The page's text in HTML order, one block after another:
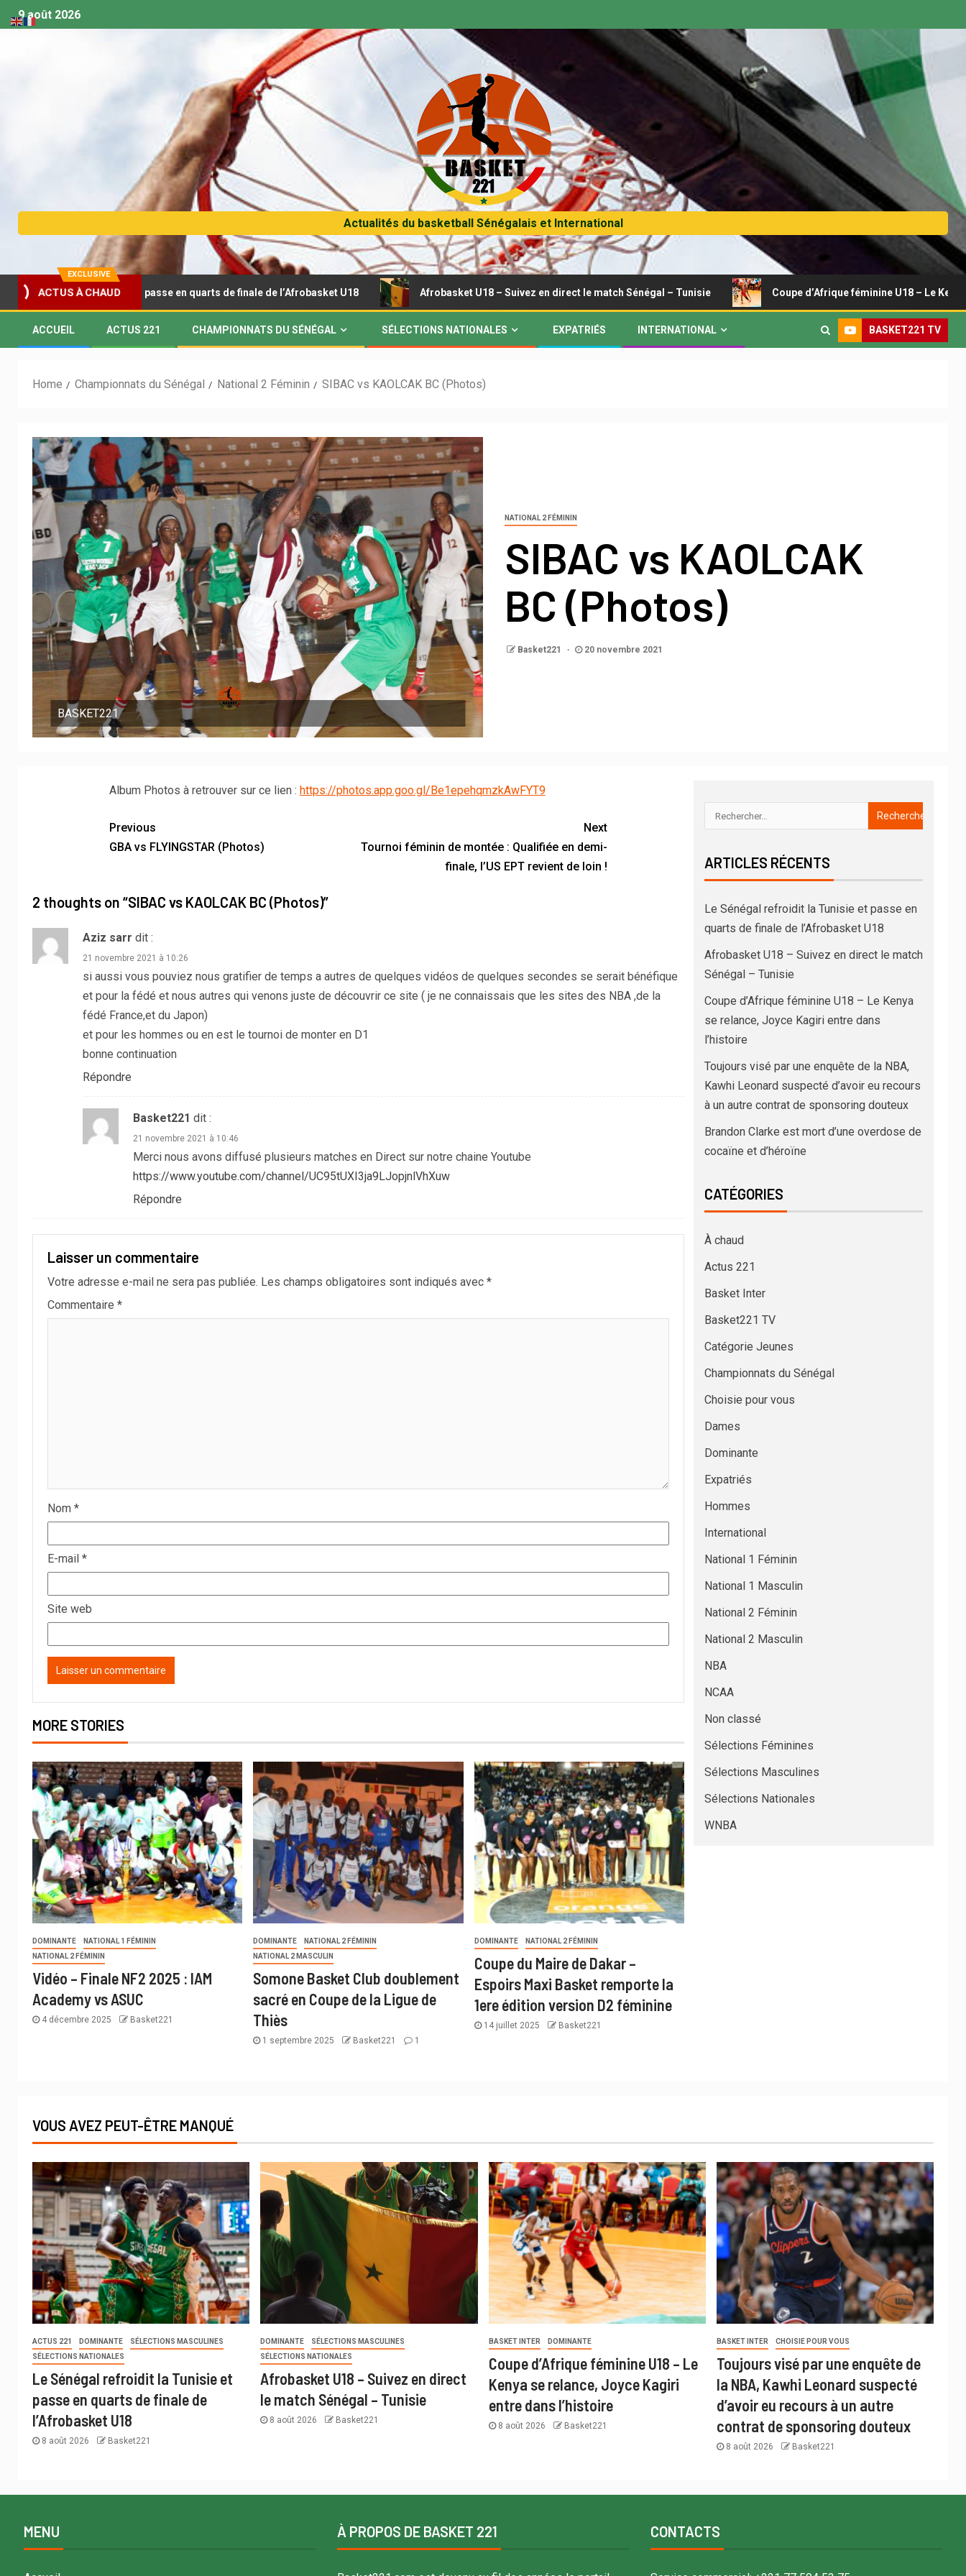
9 août 2026
Actualités du basketball Sénégalais et International
EXCLUSIVE
ACTUS À CHAUD
la Tunisie et passe en quarts de finale de l’Afrobasket U18 Afrobasket U18 – Suivez en direct le match Sénégal – Tunisie Coupe d’Afrique féminine U18 – Le Kenya se
ACCUEIL ACTUS 221 CHAMPIONNATS DU SÉNÉGAL SÉLECTIONS NATIONALES EXPATRIÉS INTERNATIONAL BASKET221 TV
Home Championnats du Sénégal National 2 Féminin SIBAC vs KAOLCAK BC (Photos)
BASKET221
NATIONAL 2 FÉMININ
SIBAC vs KAOLCAK
BC (Photos)
Basket221 20 novembre 2021
Album Photos à retrouver sur ce lien : https://photos.app.goo.gl/Be1epehqmzkAwFYT9
Previous
GBA vs FLYINGSTAR (Photos)
Next
Tournoi féminin de montée : Qualifiée en demi-
finale, l’US EPT revient de loin !
2 thoughts on “SIBAC vs KAOLCAK BC (Photos)”
Aziz sarr dit :
21 novembre 2021 à 10:26
si aussi vous pouviez nous gratifier de temps a autres de quelques vidéos de quelques secondes se serait bénéfique
et pour la fédé et nous autres qui venons juste de découvrir ce site ( je ne connaissais que les sites des NBA ,de la
fédé France,et du Japon)
et pour les hommes ou en est le tournoi de monter en D1
bonne continuation
Répondre
Basket221 dit :
21 novembre 2021 à 10:46
Merci nous avons diffusé plusieurs matches en Direct sur notre chaine Youtube
https://www.youtube.com/channel/UC95tUXI3ja9LJopjnlVhXuw
Répondre
Laisser un commentaire
Votre adresse e-mail ne sera pas publiée. Les champs obligatoires sont indiqués avec *
Commentaire *
Nom *
E-mail *
Site web
MORE STORIES
DOMINANTE
NATIONAL 1 FÉMININ
NATIONAL 2 FÉMININ
Vidéo – Finale NF2 2025 : IAM
Academy vs ASUC
4 décembre 2025 Basket221
DOMINANTE
NATIONAL 2 FÉMININ
NATIONAL 2 MASCULIN
Somone Basket Club doublement
sacré en Coupe de la Ligue de
Thiès
1 septembre 2025 Basket221 1
DOMINANTE NATIONAL 2 FÉMININ
Coupe du Maire de Dakar –
Espoirs Maxi Basket remporte la
1ere édition version D2 féminine
14 juillet 2025 Basket221
ARTICLES RÉCENTS
Le Sénégal refroidit la Tunisie et passe en
quarts de finale de l’Afrobasket U18
Afrobasket U18 – Suivez en direct le match
Sénégal – Tunisie
Coupe d’Afrique féminine U18 – Le Kenya
se relance, Joyce Kagiri entre dans
l’histoire
Toujours visé par une enquête de la NBA,
Kawhi Leonard suspecté d’avoir eu recours
à un autre contrat de sponsoring douteux
Brandon Clarke est mort d’une overdose de
cocaïne et d’héroïne
CATÉGORIES
À chaud
Actus 221
Basket Inter
Basket221 TV
Catégorie Jeunes
Championnats du Sénégal
Choisie pour vous
Dames
Dominante
Expatriés
Hommes
International
National 1 Féminin
National 1 Masculin
National 2 Féminin
National 2 Masculin
NBA
NCAA
Non classé
Sélections Féminines
Sélections Masculines
Sélections Nationales
WNBA
VOUS AVEZ PEUT-ÊTRE MANQUÉ
ACTUS 221 DOMINANTE
SÉLECTIONS MASCULINES
SÉLECTIONS NATIONALES
Le Sénégal refroidit la Tunisie et
passe en quarts de finale de
l’Afrobasket U18
8 août 2026 Basket221
DOMINANTE
SÉLECTIONS MASCULINES
SÉLECTIONS NATIONALES
Afrobasket U18 – Suivez en direct
le match Sénégal – Tunisie
8 août 2026 Basket221
BASKET INTER DOMINANTE
Coupe d’Afrique féminine U18 – Le
Kenya se relance, Joyce Kagiri
entre dans l’histoire
8 août 2026 Basket221
BASKET INTER CHOISIE POUR VOUS
Toujours visé par une enquête de
la NBA, Kawhi Leonard suspecté
d’avoir eu recours à un autre
contrat de sponsoring douteux
8 août 2026 Basket221
MENU À PROPOS DE BASKET 221 CONTACTS